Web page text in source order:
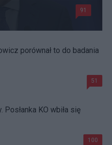
91
porównał to do badania
51
Posłanka KO wbiła się
100